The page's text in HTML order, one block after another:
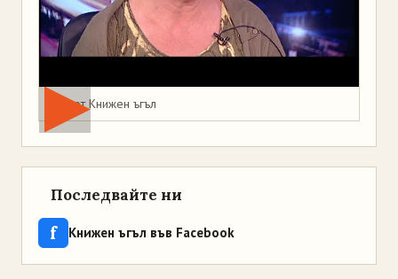
Мая от Книжен ъгъл
Последвайте ни
f Книжен ъгъл във Facebook